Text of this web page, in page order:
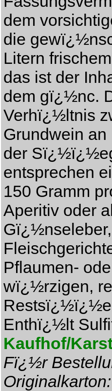
dem
die
Litern
das ist der
dem gï¿½nc.
Verhï¿½ltnis
Grundwein
der
entsprechen
150 Gramm
Aperitiv oder
Pflaumen-
wï¿½rzigen,
Restsï¿½ï¿½e
Enthï¿½lt
Kaufhof/
Fï¿½r
Originalkarton: